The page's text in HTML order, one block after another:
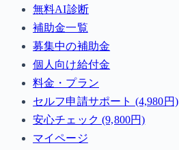
無料AI診断
補助金一覧
募集中の補助金
個人向け給付金
料金・プラン
セルフ申請サポート (4,980円)
安心チェック (9,800円)
マイページ